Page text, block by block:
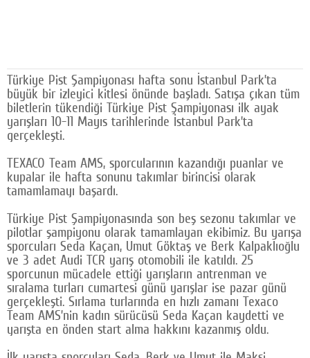
Facebook
Twitter
© 2026 TÜM HAKLARI SAKLIDIR
Türkiye Pist Şampiyonası hafta sonu İstanbul Park’ta
büyük bir izleyici kitlesi önünde başladı. Satışa çıkan tüm
biletlerin tükendiği Türkiye Pist Şampiyonası ilk ayak
yarışları 10-11 Mayıs tarihlerinde İstanbul Park’ta
gerçekleşti.
TEXACO Team AMS, sporcularının kazandığı puanlar ve
kupalar ile hafta sonunu takımlar birincisi olarak
tamamlamayı başardı.
Türkiye Pist Şampiyonasında son beş sezonu takımlar ve
pilotlar şampiyonu olarak tamamlayan ekibimiz. Bu yarışa
sporcuları Seda Kaçan, Umut Göktaş ve Berk Kalpaklıoğlu
ve 3 adet Audi TCR yarış otomobili ile katıldı. 25
sporcunun mücadele ettiği yarışların antrenman ve
sıralama turları cumartesi günü yarışlar ise pazar günü
gerçekleşti. Sırlama turlarında en hızlı zamanı Texaco
Team AMS’nin kadın sürücüsü Seda Kaçan kaydetti ve
yarışta en önden start alma hakkını kazanmış oldu.